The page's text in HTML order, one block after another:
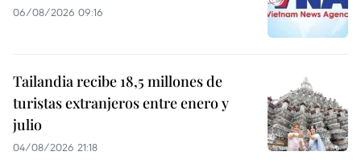
06/08/2026 09:16
Tailandia recibe 18,5 millones de
turistas extranjeros entre enero y
julio
04/08/2026 21:18